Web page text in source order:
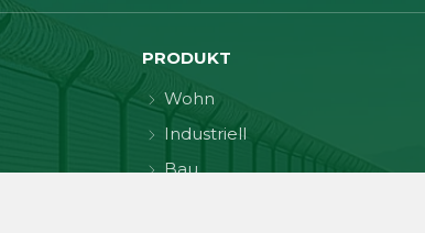
PRODUKT
Wohn
Industriell
Bau